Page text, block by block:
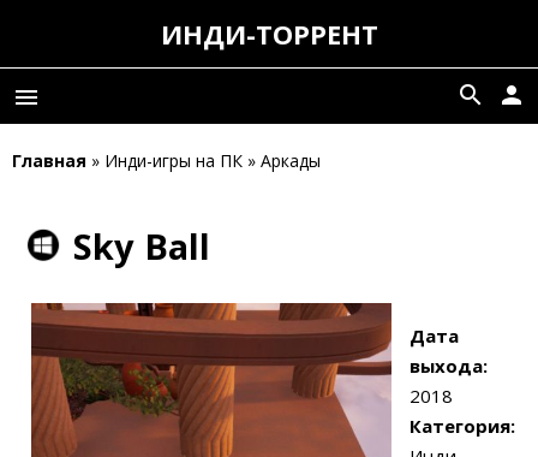
ИНДИ-ТОРРЕНТ
menu person
search
Главная » Инди-игры на ПК » Аркады
Sky Ball
Дата
выхода:
2018
Категория: